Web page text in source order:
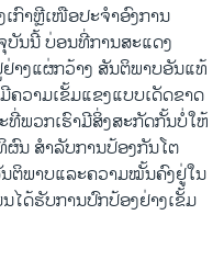
ກົາຫຼີເໜືອປະຈຳອົງການ
ບັນນີ້ ບ່ອນທີ່ການສະແດງ
າງແຜ່ກວ້າງ ສັນຕິພາບອັນແທ້
ຄວາມເຂັ້ມແຂງແບບເດັດຂາດ
ທີ່ພວກເຮົາມີສິ່ງສະກັດກັ້ນບໍ່ໃຫ້
ນ ສຳລັບການປ້ອງກັນໂຕ
ຕິພາບແລະຄວາມໝັ້ນຄົງຢູ່ໃນ
ໄດ້ຮັບການປົກປ້ອງຢ່າງເຂັ້ມ